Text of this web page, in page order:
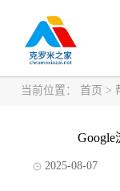
当前位置： 首页 >
2025-08-07